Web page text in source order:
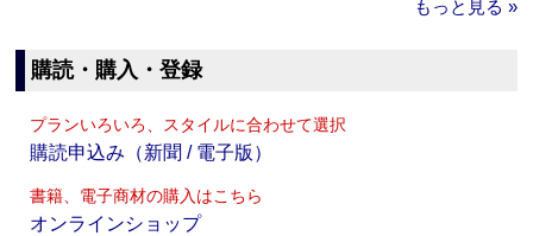
もっと見る »
購読・購入・登録
プランいろいろ、スタイルに合わせて選択
購読申込み（新聞 / 電子版）
書籍、電子商材の購入はこちら
オンラインショップ